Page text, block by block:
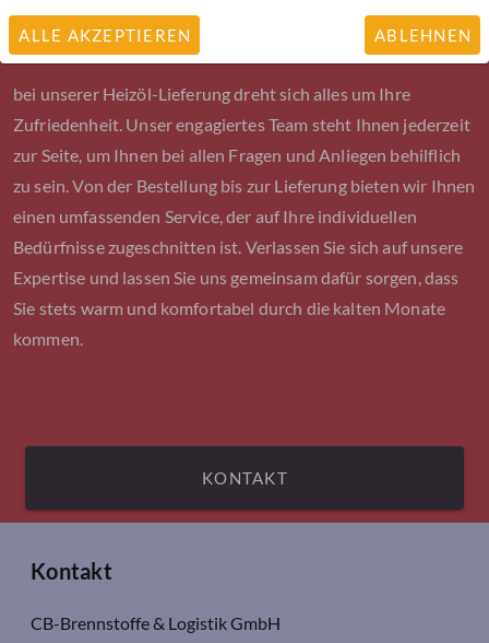
weiter
bei unserer Heizöl-Lieferung dreht sich alles um Ihre
Zufriedenheit. Unser engagiertes Team steht Ihnen jederzeit
zur Seite, um Ihnen bei allen Fragen und Anliegen behilflich
zu sein. Von der Bestellung bis zur Lieferung bieten wir Ihnen
einen umfassenden Service, der auf Ihre individuellen
Bedürfnisse zugeschnitten ist. Verlassen Sie sich auf unsere
Expertise und lassen Sie uns gemeinsam dafür sorgen, dass
Sie stets warm und komfortabel durch die kalten Monate
kommen.
KONTAKT
Kontakt
CB-Brennstoffe & Logistik GmbH
ALLE AKZEPTIEREN ABLEHNEN